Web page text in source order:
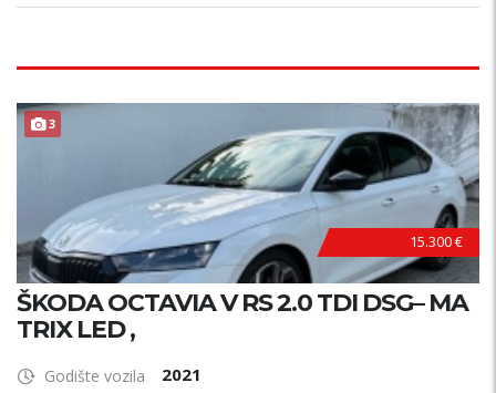
3 TOP STANJE !
15.300 €
ŠKODA OCTAVIA V RS 2.0 TDI DSG– MA
TRIX LED ,
Godište vozila 2021